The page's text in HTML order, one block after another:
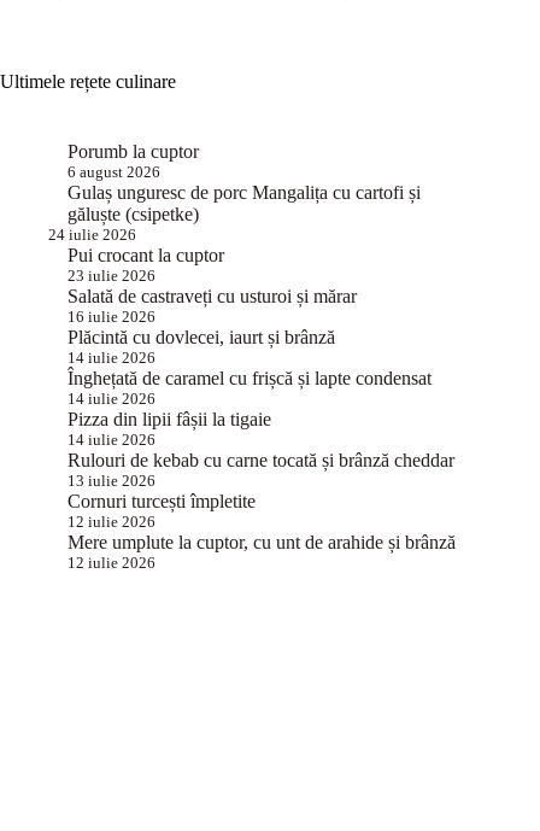
Ultimele rețete culinare
Porumb la cuptor
6 august 2026
Gulaș unguresc de porc Mangalița cu cartofi și
găluște (csipetke)
24 iulie 2026
Pui crocant la cuptor
23 iulie 2026
Salată de castraveți cu usturoi și mărar
16 iulie 2026
Plăcintă cu dovlecei, iaurt și brânză
14 iulie 2026
Înghețată de caramel cu frișcă și lapte condensat
14 iulie 2026
Pizza din lipii fâșii la tigaie
14 iulie 2026
Rulouri de kebab cu carne tocată și brânză cheddar
13 iulie 2026
Cornuri turcești împletite
12 iulie 2026
Mere umplute la cuptor, cu unt de arahide și brânză
12 iulie 2026